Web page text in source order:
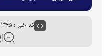
کد خبر : ۱۰۶۰۳۴۵